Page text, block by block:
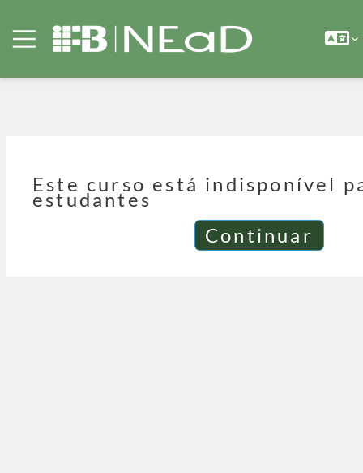
Painel lateral
Este curso está indisponível
estudantes
Continuar